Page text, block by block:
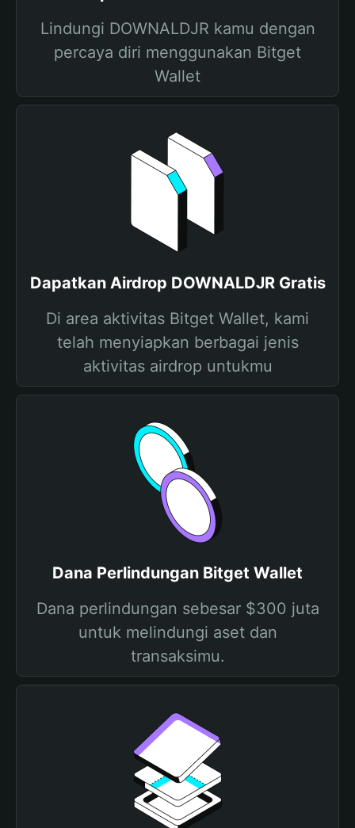
Lindungi DOWNALDJR kamu dengan
percaya diri menggunakan Bitget
Wallet
Dapatkan Airdrop DOWNALDJR Gratis
Di area aktivitas Bitget Wallet, kami
telah menyiapkan berbagai jenis
aktivitas airdrop untukmu
Dana Perlindungan Bitget Wallet
Dana perlindungan sebesar $300 juta
untuk melindungi aset dan
transaksimu.